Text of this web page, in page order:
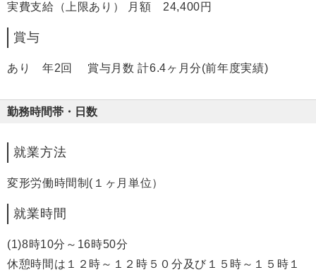
実費支給（上限あり） 月額 24,400円
賞与
あり 年2回 賞与月数 計6.4ヶ月分(前年度実績)
勤務時間帯・日数
就業方法
変形労働時間制(１ヶ月単位）
就業時間
(1)8時10分～16時50分
休憩時間は１２時～１２時５０分及び１５時～１５時１